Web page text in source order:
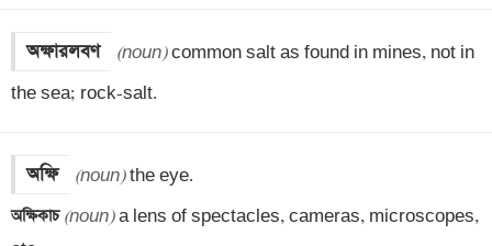
অক্ষারলবণ (noun) common salt as found in mines, not in
the sea; rock-salt.
অক্ষি (noun)
অক্ষিকাচ (noun) a lens of spectacles, cameras, microscopes,